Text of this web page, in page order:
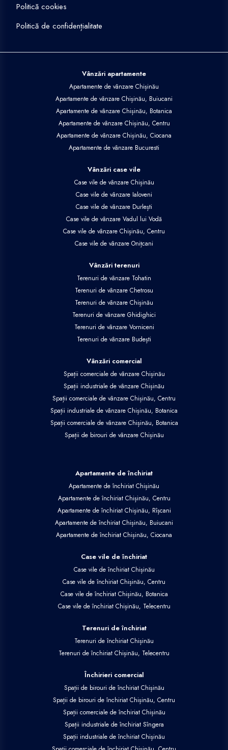
Politică cookies
Politică de confidențialitate
Vânzări apartamente
Apartamente de vânzare Chișinău
Apartamente de vânzare Chișinău, Buiucani
Apartamente de vânzare Chișinău, Botanica
Apartamente de vânzare Chișinău, Centru
Apartamente de vânzare Chișinău, Ciocana
Apartamente de vânzare Bucuresti
Vânzări case vile
Case vile de vânzare Chișinău
Case vile de vânzare Ialoveni
Case vile de vânzare Durlești
Case vile de vânzare Vadul lui Vodă
Case vile de vânzare Chișinău, Centru
Case vile de vânzare Onițcani
Vânzări terenuri
Terenuri de vânzare Tohatin
Terenuri de vânzare Chetrosu
Terenuri de vânzare Chișinău
Terenuri de vânzare Ghidighici
Terenuri de vânzare Vorniceni
Terenuri de vânzare Budești
Vânzări comercial
Spații comerciale de vânzare Chișinău
Spații industriale de vânzare Chișinău
Spații comerciale de vânzare Chișinău, Centru
Spații industriale de vânzare Chișinău, Botanica
Spații comerciale de vânzare Chișinău, Botanica
Spații de birouri de vânzare Chișinău
Apartamente de închiriat
Apartamente de închiriat Chișinău
Apartamente de închiriat Chișinău, Centru
Apartamente de închiriat Chișinău, Rîșcani
Apartamente de închiriat Chișinău, Buiucani
Apartamente de închiriat Chișinău, Ciocana
Case vile de închiriat
Case vile de închiriat Chișinău
Case vile de închiriat Chișinău, Centru
Case vile de închiriat Chișinău, Botanica
Case vile de închiriat Chișinău, Telecentru
Terenuri de închiriat
Terenuri de închiriat Chișinău
Terenuri de închiriat Chișinău, Telecentru
Închirieri comercial
Spații de birouri de închiriat Chișinău
Spații de birouri de închiriat Chișinău, Centru
Spații comerciale de închiriat Chișinău
Spații industriale de închiriat Sîngera
Spații industriale de închiriat Chișinău